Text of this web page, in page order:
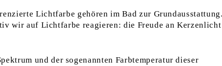
Lichtfarbe gehören im Bad zur
wir auf Lichtfarbe reagieren: die Freude an Kerzenlicht
und der sogenannten Farbtemperatur dieser